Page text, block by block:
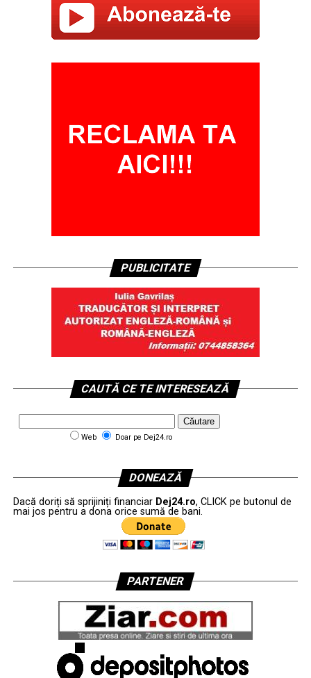
PUBLICITATE
CAUTĂ CE TE INTERESEAZĂ
Web Doar pe Dej24.ro
DONEAZĂ
Dacă doriți să sprijiniți financiar Dej24.ro, CLICK pe butonul de
mai jos pentru a dona orice sumă de bani.
PARTENER